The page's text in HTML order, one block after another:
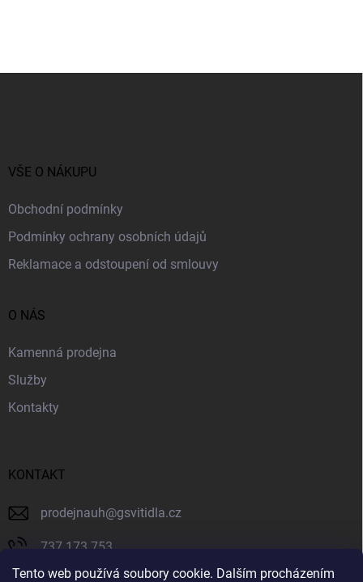
Tento web používá soubory cookie. Dalším procházením
VŠE O NÁKUPU
Obchodní podmínky
Podmínky ochrany osobních údajů
Reklamace a odstoupení od smlouvy
O NÁS
Kamenná prodejna
Služby
Kontakty
KONTAKT
prodejnauh@gsvitidla.cz
737 173 753